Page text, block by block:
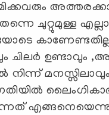
ചുറ്റുമുള്ള
ചിലർ ഉണ്ടാവും
നിന്ന്